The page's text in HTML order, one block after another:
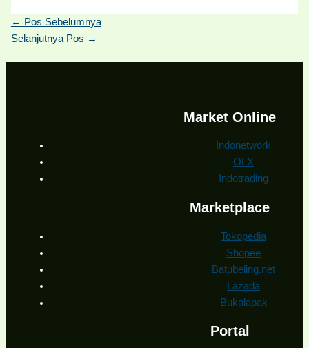
← Pos Sebelumnya
Selanjutnya Pos →
Market Online
Indonetwork
OLX
Indotrading
Marketplace
Tokopedia
Shopee
Batubeling.net
Lazada
Bukalapak
Portal